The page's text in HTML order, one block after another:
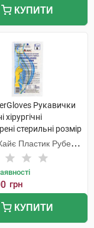
КУПИТИ
Рукавички
хірургічні
стерильні розмір
Пластик Рубер
грн
КУПИТИ